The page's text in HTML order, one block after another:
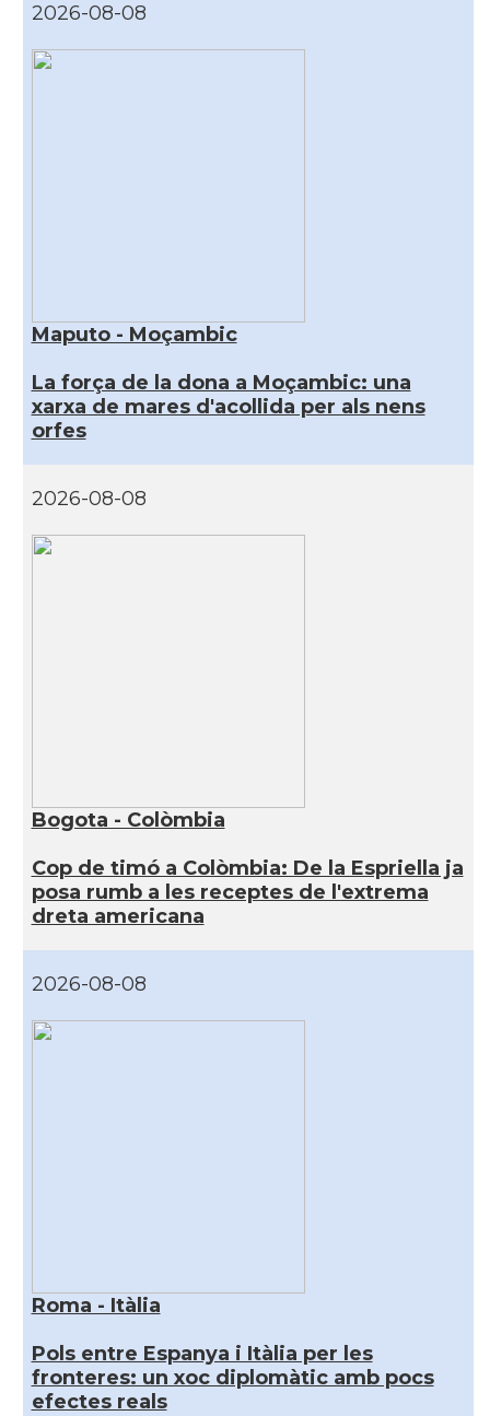
2026-08-08
Maputo - Moçambic
La força de la dona a Moçambic: una
xarxa de mares d'acollida per als nens
orfes
2026-08-08
Bogota - Colòmbia
Cop de timó a Colòmbia: De la Espriella ja
posa rumb a les receptes de l'extrema
dreta americana
2026-08-08
Roma - Itàlia
Pols entre Espanya i Itàlia per les
fronteres: un xoc diplomàtic amb pocs
efectes reals